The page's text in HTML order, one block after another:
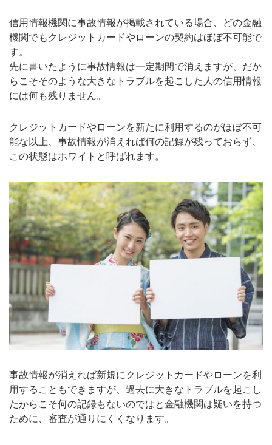
信用情報機関に事故情報が掲載されている場合、どの金融
機関でもクレジットカードやローンの契約はほぼ不可能で
す。
先に書いたように事故情報は一定期間で消えますが、だか
らこそそのような大きなトラブルを起こした人の信用情報
には何も残りません。
クレジットカードやローンを新たに利用するのがほぼ不可
能な以上、事故情報が消えれば何の記録が残っておらず、
この状態はホワイトと呼ばれます。
事故情報が消えれば新規にクレジットカードやローンを利
用することもできますが、過去に大きなトラブルを起こし
たからこそ何の記録もないのではと金融機関は疑いを持つ
ために、審査が通りにくくなります。